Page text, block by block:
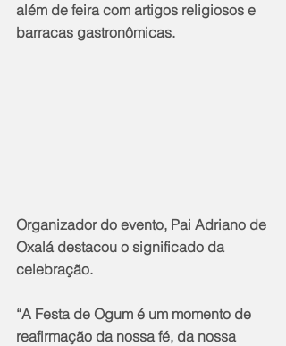
além de feira com artigos religiosos e
barracas gastronômicas.
Organizador do evento, Pai Adriano de
Oxalá destacou o significado da
celebração.
“A Festa de Ogum é um momento de
reafirmação da nossa fé, da nossa